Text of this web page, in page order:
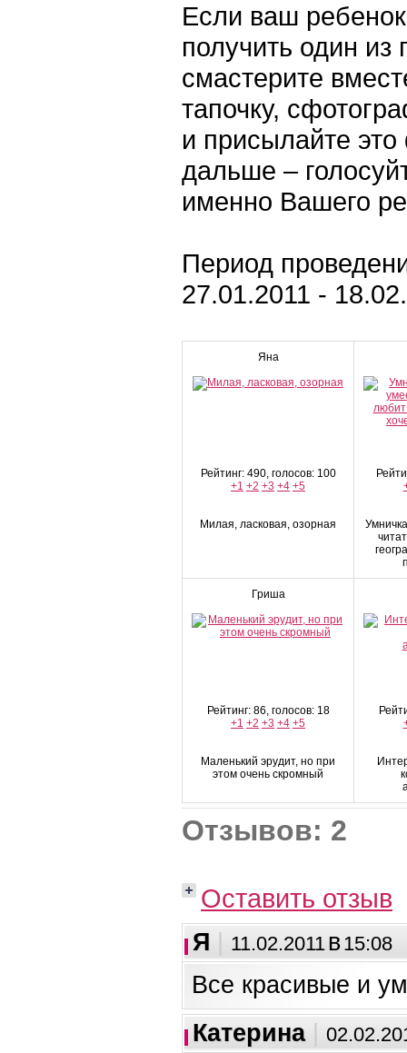
Если ваш ребенок
получить один из
смастерите
тапочку,
и присылайте
дальше –
именно Вашего
Период
27.01.2011 -
Яна
Рейтинг: 490, голосов: 100
+1 +2 +3 +4 +5
Милая, ласковая, озорная
Гриша
Рейтинг: 86, голосов: 18
+1 +2 +3 +4 +5
Маленький эрудит, но при
этом очень скромный
Отзывов: 2
Оставить отзыв
Я 11.02.2011в15:08
Все красивые и
Катерина